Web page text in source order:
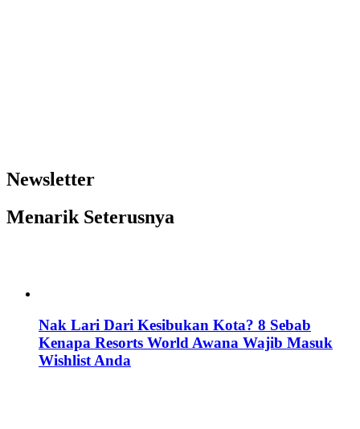
Newsletter
Menarik Seterusnya
Nak Lari Dari Kesibukan Kota? 8 Sebab
Kenapa Resorts World Awana Wajib Masuk
Wishlist Anda